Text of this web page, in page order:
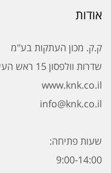
אודות
ק.ק. מכון העתקות בע"מ
שדרות וולפסון 15 ראש העין
www.knk.co.il
info@knk.co.il
שעות פתיחה:
9:00-14:00